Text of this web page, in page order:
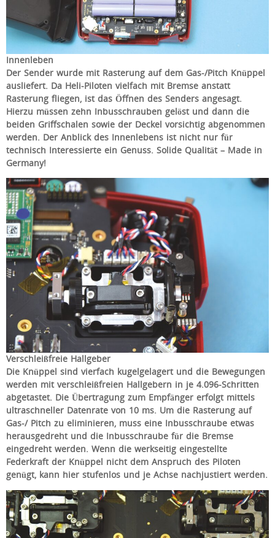
Innenleben
Der Sender wurde mit Rasterung auf dem Gas-/Pitch Knüppel
ausliefert. Da Heli-Piloten vielfach mit Bremse anstatt
Rasterung fliegen, ist das Öffnen des Senders angesagt.
Hierzu müssen zehn Inbusschrauben gelöst und dann die
beiden Griffschalen sowie der Deckel vorsichtig abgenommen
werden. Der Anblick des Innenlebens ist nicht nur für
technisch Interessierte ein Genuss. Solide Qualität – Made in
Germany!
Verschleißfreie Hallgeber
Die Knüppel sind vierfach kugelgelagert und die Bewegungen
werden mit verschleißfreien Hallgebern in je 4.096-Schritten
abgetastet. Die Übertragung zum Empfänger erfolgt mittels
ultraschneller Datenrate von 10 ms. Um die Rasterung auf
Gas-/ Pitch zu eliminieren, muss eine Inbusschraube etwas
herausgedreht und die Inbusschraube für die Bremse
eingedreht werden. Wenn die werkseitig eingestellte
Federkraft der Knüppel nicht dem Anspruch des Piloten
genügt, kann hier stufenlos und je Achse nachjustiert werden.